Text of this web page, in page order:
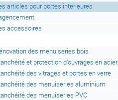
articles pour portes interieures
accessoires
des menuiseries bois
et protection d'ouvrages en acier
des vitrages et portes en verre
des menuiseries aluminium
des menuiseries PVC